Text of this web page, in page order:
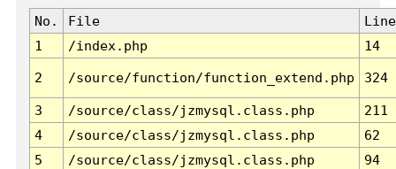
No. File
Line
1
/index.php 14
2 /source/function/function_extend.php 324
3 /source/class/jzmysql.class.php
211
4
/source/class/jzmysql.class.php
62
5
/source/class/jzmysql.class.php
94